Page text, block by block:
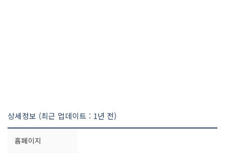
상세정보 (최근 업데이트 : 1년 전)
홈페이지